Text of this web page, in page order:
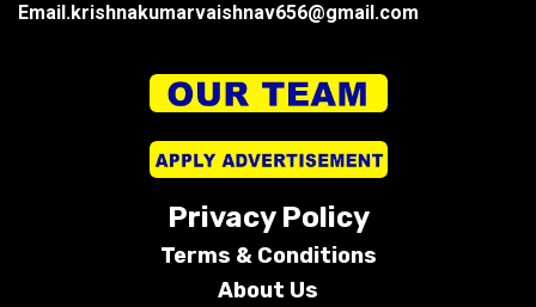
Email.krishnakumarvaishnav656@gmail.com
Privacy Policy
Terms & Conditions
About Us